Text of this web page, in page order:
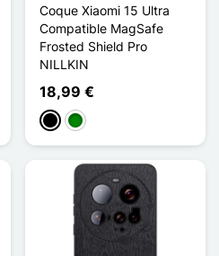
Coque Xiaomi 15 Ultra
Compatible MagSafe
Frosted Shield Pro
NILLKIN
18,99 €
PretoVerde